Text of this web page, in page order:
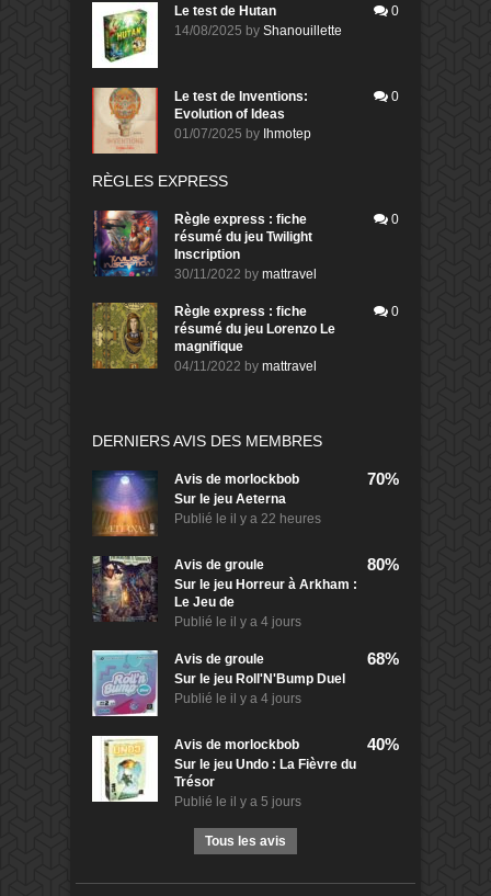
Le test de Hutan
14/08/2025 by Shanouillette
0
Le test de Inventions:
Evolution of Ideas
01/07/2025 by Ihmotep
0
RÈGLES EXPRESS
Règle express : fiche
résumé du jeu Twilight
Inscription
30/11/2022 by mattravel
0
Règle express : fiche
résumé du jeu Lorenzo Le
magnifique
04/11/2022 by mattravel
0
DERNIERS AVIS DES MEMBRES
Avis de morlockbob
Sur le jeu Aeterna
Publié le il y a 22 heures
70%
Avis de groule
Sur le jeu Horreur à Arkham :
Le Jeu de
Publié le il y a 4 jours
80%
Avis de groule
Sur le jeu Roll'N'Bump Duel
Publié le il y a 4 jours
68%
Avis de morlockbob
Sur le jeu Undo : La Fièvre du
Trésor
Publié le il y a 5 jours
40%
Tous les avis